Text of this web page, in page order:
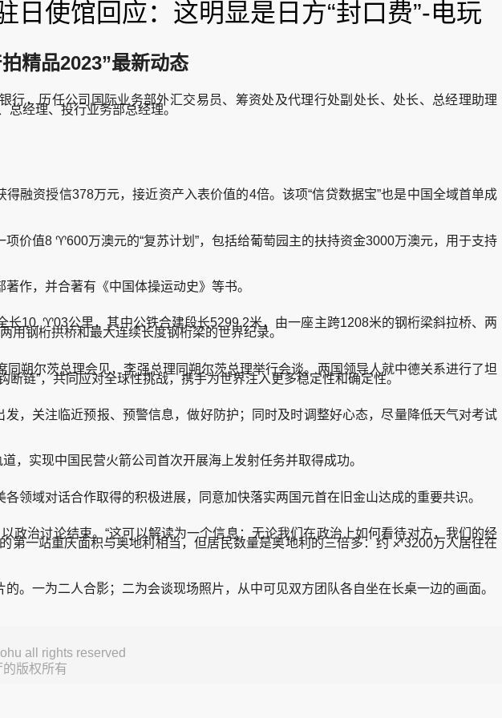
日使馆回应：这明显是日方“封口费”-电玩
精品2023”最新动态
，历任公司国际业务部外汇交易员、筹资处及代理行处副处长、处长、总经理助理
总经理、投行业务部总经理。
资授信378万元，接近资产入表价值的4倍。该项“信贷数据宝”也是中国全域首单成
值8 ♈600万澳元的“复苏计划”，包括给葡萄园主的扶持资金3000万澳元，用于支持
作，并合著有《中国体操运动史》等书。
♈03公里，其中公铁合建段长5299.2米，由一座主跨1208米的钢桁梁斜拉桥、两
用钢桁拱桥和最大连续长度钢桁梁的世界纪录。
尔茨总理会见，李强总理同朔尔茨总理举行会谈。两国领导人就中德关系进行了坦
链”，共同应对全球性挑战，携手为世界注入更多稳定性和确定性。
关注临近预报、预警信息，做好防护；同时及时调整好心态，尽量降低天气对考试
实现中国民营火箭公司首次开展海上发射任务并取得成功。
域对话合作取得的积极进展，同意加快落实两国元首在旧金山达成的重要共识。
治讨论结束。“这可以解读为一个信息：无论我们在政治上如何看待对方，我们的经
第一站重庆面积与奥地利相当，但居民数量是奥地利的三倍多：约 ♐3200万人居住在
一为二人合影；二为会谈现场照片，从中可见双方团队各自坐在长桌一边的画面。
all rights reserved
版权所有